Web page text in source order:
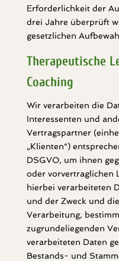
Erforderlichkeit der
drei Jahre überprüft
gesetzlichen
Therapeutische
Coaching
Wir verarbeiten die
Interessenten und
Vertragspartner
„Klienten“)
DSGVO, um ihnen
oder vorvertraglichen
hierbei verarbeiteten
und der Zweck und
Verarbeitung,
zugrundeliegenden
verarbeiteten Daten
Bestands- und